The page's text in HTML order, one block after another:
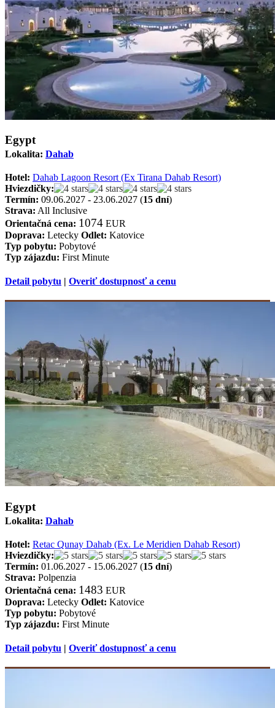
Egypt
Lokalita: Dahab
Hotel: Dahab Lagoon Resort (Ex Tirana Dahab Resort)
Hviezdičky:
Termín: 09.06.2027 - 23.06.2027 (15 dní)
Strava: All Inclusive
Orientačná cena: 1074 EUR
Doprava: Letecky Odlet: Katovice
Typ pobytu: Pobytové
Typ zájazdu: First Minute
Detail pobytu | Overiť dostupnosť a cenu
Egypt
Lokalita: Dahab
Hotel: Retac Qunay Dahab (Ex. Le Meridien Dahab Resort)
Hviezdičky:
Termín: 01.06.2027 - 15.06.2027 (15 dní)
Strava: Polpenzia
Orientačná cena: 1483 EUR
Doprava: Letecky Odlet: Katovice
Typ pobytu: Pobytové
Typ zájazdu: First Minute
Detail pobytu | Overiť dostupnosť a cenu